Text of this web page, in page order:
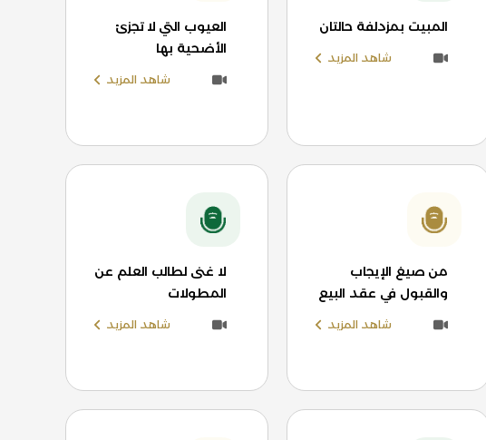
المبيت بمزدلفة حالتان
شاهد المزيد
العيوب التي لا تجزئ
الأضحية بها
شاهد المزيد
من صيغ الإيجاب
والقبول في عقد البيع
شاهد المزيد
لا غنى لطالب العلم عن
المطولات
شاهد المزيد